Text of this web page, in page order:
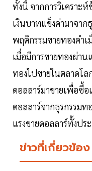
ทั้งนี้ จากการวิเครา
เงินบาทแข็งค่ามาจาก
พฤติกรรมขายทองคำเ
เมื่อมีการขายทองผ่า
ทองไปขายในตลาดโ
ดอลลาร์มาขายเพื่อซื้
ดอลลาร์จากธุรกรรมท
แรงขายดอลลาร์ทั้งปร
ข่าวที่เกี่ยวข้อง